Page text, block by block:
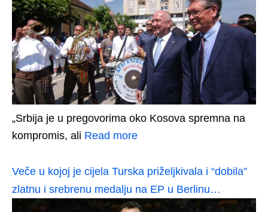
„Srbija je u pregovorima oko Kosova spremna na
kompromis, ali Read more
Veče u kojoj je cijela Turska priželjkivala i “dobila”
zlatnu i srebrenu medalju na EP u Berlinu…